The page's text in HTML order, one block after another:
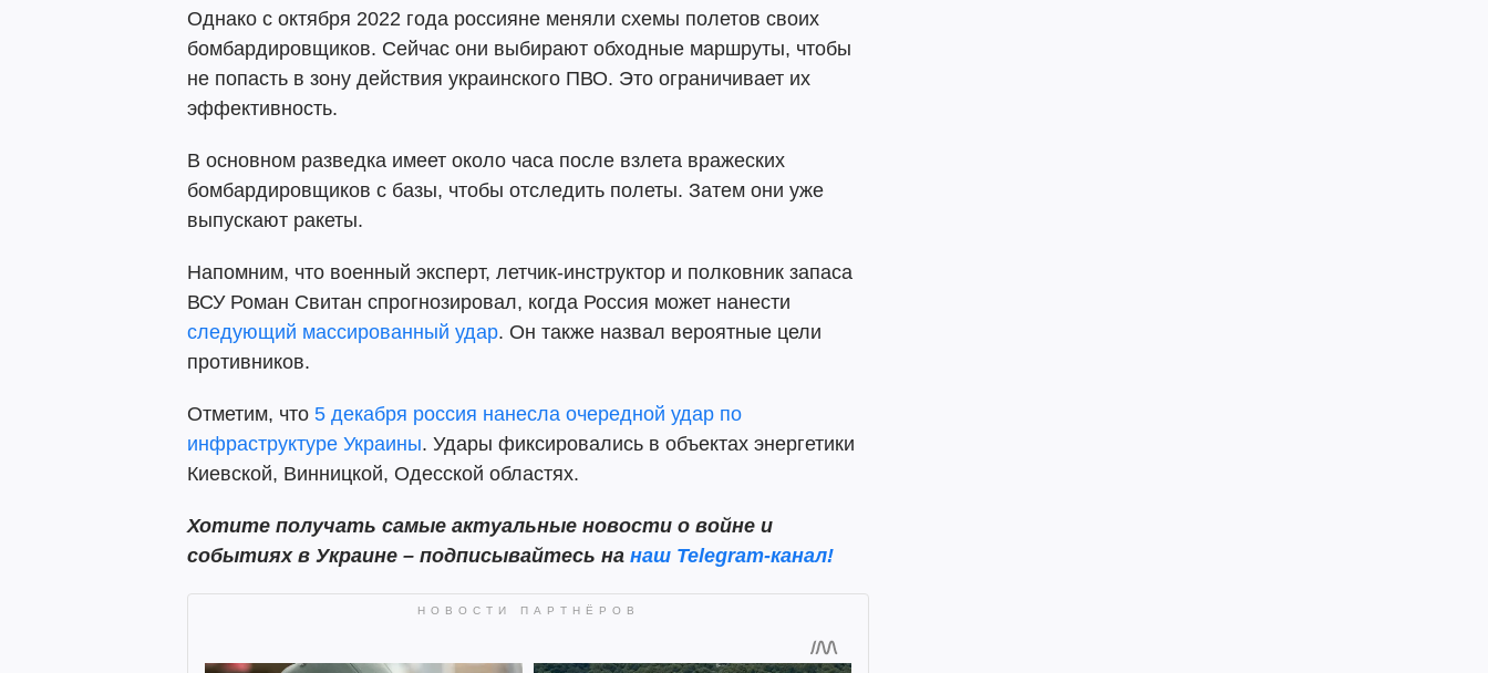
Однако с октября 2022 года россияне меняли схемы полетов своих
бомбардировщиков. Сейчас они выбирают обходные маршруты, чтобы
не попасть в зону действия украинского ПВО. Это ограничивает их
эффективность.
В основном разведка имеет около часа после взлета вражеских
бомбардировщиков с базы, чтобы отследить полеты. Затем они уже
выпускают ракеты.
Напомним, что военный эксперт, летчик-инструктор и полковник запаса
ВСУ Роман Свитан спрогнозировал, когда Россия может нанести
следующий массированный удар. Он также назвал вероятные цели
противников.
Отметим, что 5 декабря россия нанесла очередной удар по
инфраструктуре Украины. Удары фиксировались в объектах энергетики
Киевской, Винницкой, Одесской областях.
Хотите получать самые актуальные новости о войне и
событиях в Украине – подписывайтесь на наш Telegram-канал!